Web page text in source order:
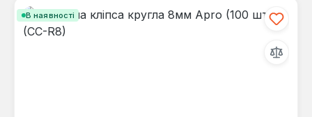
В наявності